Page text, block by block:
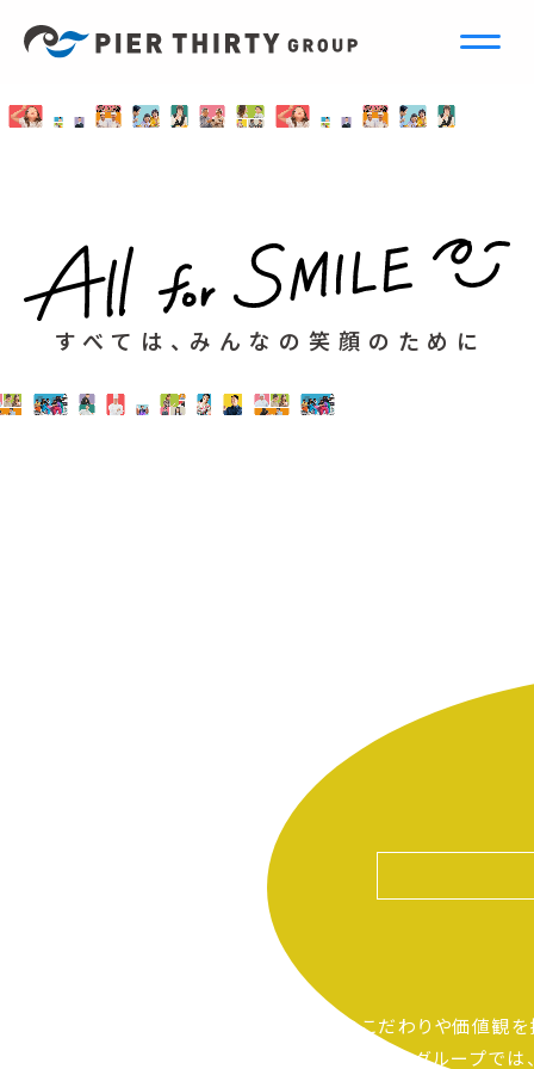
すべては、みんなの笑顔のために
自分たちのこだわりや価値観
ピアーサーティーグループでは